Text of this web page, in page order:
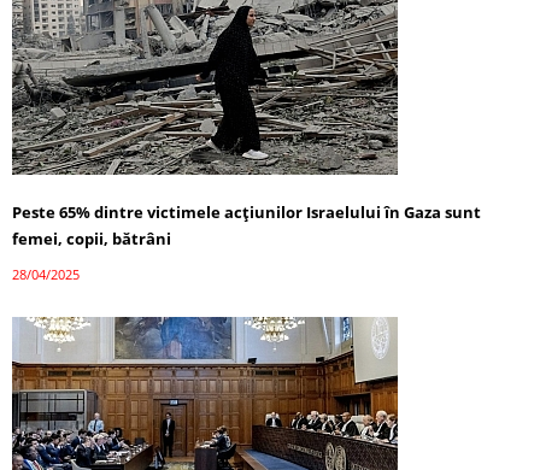
Peste 65% dintre victimele acțiunilor Israelului în Gaza sunt
femei, copii, bătrâni
28/04/2025